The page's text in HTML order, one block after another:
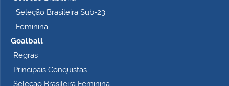
Seleção Brasileira Sub-23
Feminina
Goalball
Regras
Principais Conquistas
Seleção Brasileira Feminina